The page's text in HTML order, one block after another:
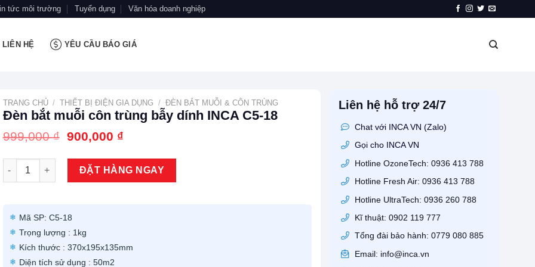
tức môi trường Tuyển dụng Văn hóa doanh nghiệp
LIÊN HỆ YÊU CẦU BÁO GIÁ
TRANG CHỦ / THIẾT BỊ ĐIỆN GIA DỤNG / ĐÈN BẮT MUỖI & CÔN TRÙNG
Đèn bắt muỗi côn trùng bẫy dính INCA C5-18
999,000₫ Giá
là:
999,000 ₫.
900,000 ₫Giá
tại
là:
900,000 ₫.
Đèn bắt muỗi côn trùng bẫy dính INCA C5-18 số lượng
ĐẶT HÀNG NGAY
Mã SP: C5-18
Trọng lượng : 1kg
Kích thước : 370x195x135mm
Diện tích sử dụng : 50m2
Liên hệ hỗ trợ 24/7
Chat với INCA VN (Zalo)
Gọi cho INCA VN
Hotline OzoneTech: 0936 413 788
Hotline Fresh Air: 0936 413 788
Hotline UltraTech: 0936 260 788
Kĩ thuật: 0902 119 777
Tổng đài bảo hành: 0779 080 885
Email: info@inca.vn